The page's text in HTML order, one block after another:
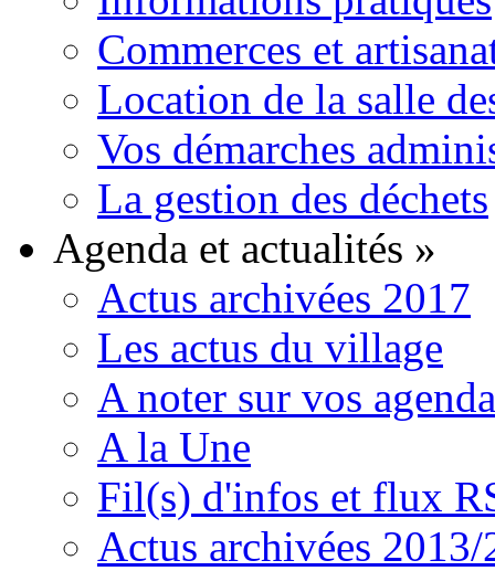
Commerces et
Location de la salle
Vos démarches
La gestion des déchets
Agenda et actualités »
Actus archivées 2017
Les actus du village
A noter sur vos
A la Une
Fil(s) d'infos et flux
Actus archivées 2013/